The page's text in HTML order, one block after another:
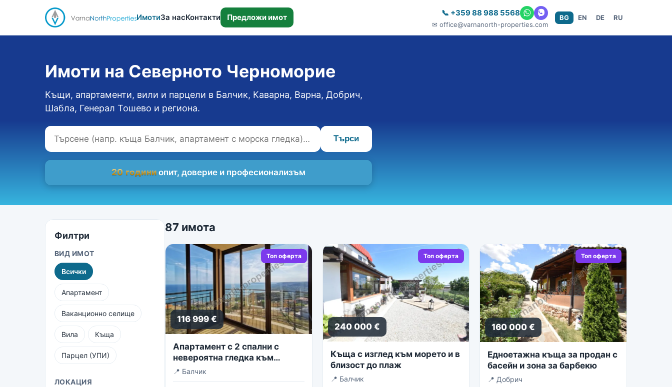
BG EN DE RU
ИмотиЗа насКонтакти Предложи имот 📞 +359 88 988 5568
✉ office@varnanorth-properties.com
Имоти на Северното Черноморие
Къщи, апартаменти, вили и парцели в Балчик, Каварна, Варна, Добрич,
Шабла, Генерал Тошево и региона.
Търси
20 години опит, доверие и професионализъм
Филтри
ВИД ИМОТ
Всички
Апартамент
Ваканционно селище
Вила Къща
Парцел (УПИ)
ЛОКАЦИЯ
87 имота
Топ оферта
116 999 €
Апартамент с 2 спални с
невероятна гледка към
безкрайното море
📍 Балчик
Топ оферта
240 000 €
Къща с изглед към морето и в
близост до плаж
📍 Балчик
Топ оферта
160 000 €
Едноетажна къща за продан с
басейн и зона за барбекю
📍 Добрич